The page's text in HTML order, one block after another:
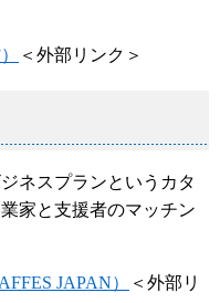
＜外部リンク＞
ネスプランというカタ
家と支援者のマッチン
JAPAN）
＜外部リ